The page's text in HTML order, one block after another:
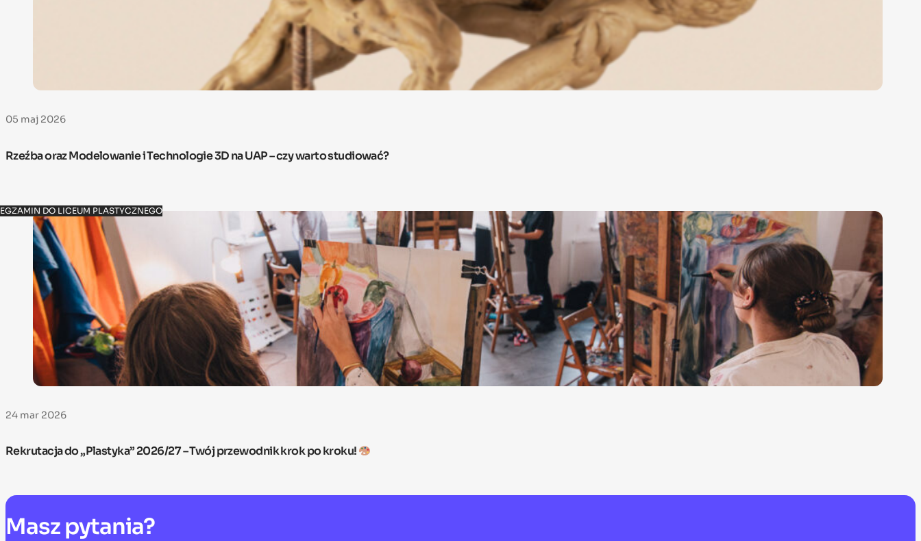
05 maj 2026
Rzeźba oraz Modelowanie i Technologie 3D na UAP – czy warto studiować?
EGZAMIN DO LICEUM PLASTYCZNEGO
24 mar 2026
Rekrutacja do „Plastyka” 2026/27 – Twój przewodnik krok po kroku!
Masz pytania?